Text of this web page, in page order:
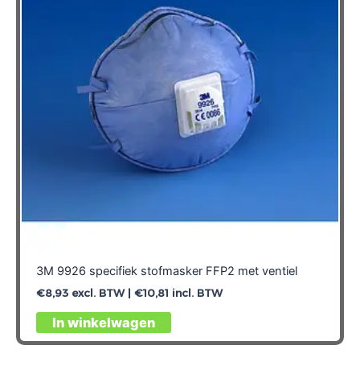
3M 9926 specifiek stofmasker FFP2 met ventiel
€8,93excl. BTW | €10,81 incl. BTW
In winkelwagen